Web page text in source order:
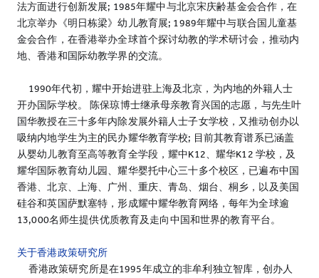
法方面进行创新发展; 1985年耀中与北京宋庆齢基金会合作，在
北京举办《明日栋梁》幼儿教育展; 1989年耀中与联合国儿童基
金会合作，在香港举办全球首个探讨幼教的学术研讨会，推动内
地、香港和国际幼教学界的交流。
1990年代初，耀中开始进驻上海及北京，为内地的外籍人士
开办国际学校。 陈保琼博士继承母亲教育兴国的志愿，与先生叶
国华教授在三十多年内除发展外籍人士子女学校，又推动创办以
吸纳内地学生为主的民办耀华教育学校; 目前其教育谱系已涵盖
从婴幼儿教育至高等教育全学段，耀中K12、耀华K12 学校，及
耀华国际教育幼儿园、耀华婴托中心三十多个校区，已遍布中国
香港、北京、上海、广州、重庆、青岛、烟台、桐乡，以及美国
硅谷和英国萨默塞特，形成耀中耀华教育网络，每年为全球逾
13,000名师生提供优质教育及走向中国和世界的教育平台。
关于香港政策研究所
香港政策研究所是在1995年成立的非牟利独立智库，创办人